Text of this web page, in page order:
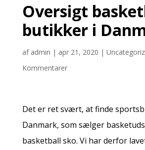
Oversigt
butikker i
af admin | apr 21, 2020 |
Kommentarer
Det er ret svært, at finde
Danmark, som sælger
basketball sko. Vi har derfor